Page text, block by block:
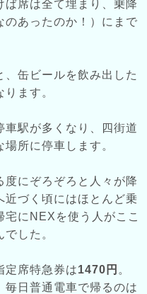
ば席は全て埋まり、乗降
のあったのか！）にまで
缶ビールを飲み出した
ます。
車駅が多くなり、四街道
所に停車します。
度にぞろぞろと人々が降
近づく頃にはほとんど乗
にNEXを使う人がここ
した。
定席特急券は1470円 。
日普通電車で帰るのは